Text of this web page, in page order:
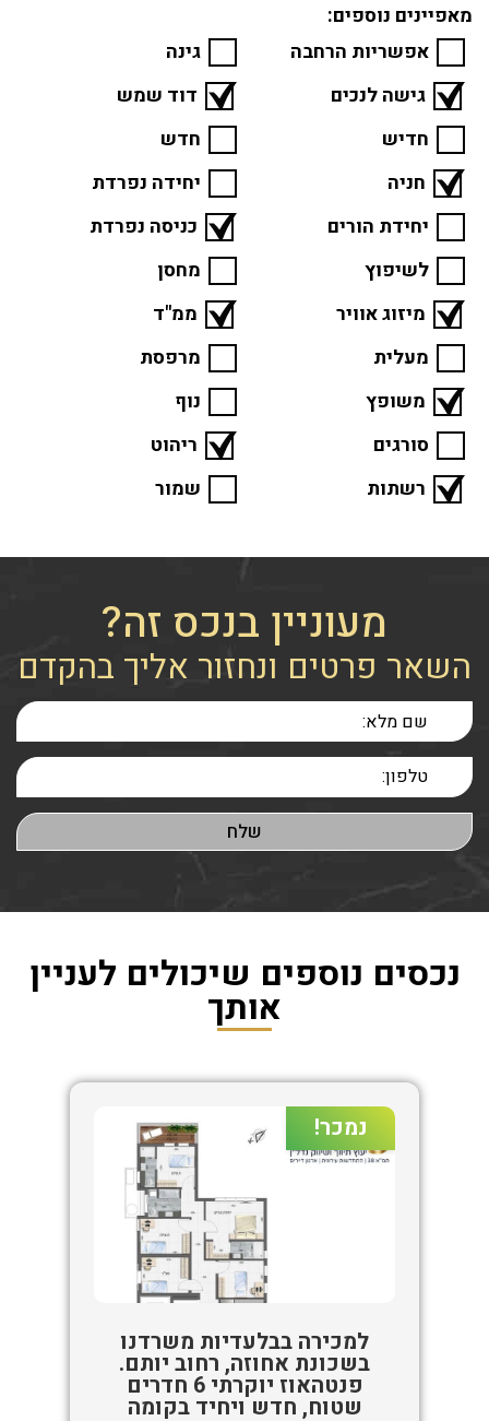
מאפיינים נוספים:
אפשריות הרחבה
גינה
גישה לנכים
דוד שמש
חדיש
חדש
חניה
יחידה נפרדת
יחידת הורים
כניסה נפרדת
לשיפוץ
מחסן
מיזוג אוויר
ממ"ד
מעלית
מרפסת
משופץ
נוף
סורגים
ריהוט
רשתות
שמור
מעוניין בנכס זה?
השאר פרטים ונחזור אליך בהקדם
נכסים נוספים שיכולים לעניין
אותך
נמכר!
למכירה בבלעדיות משרדנו
בשכונת אחוזה, רחוב יותם.
פנטהאוז יוקרתי 6 חדרים
שטוח, חדש ויחיד בקומה